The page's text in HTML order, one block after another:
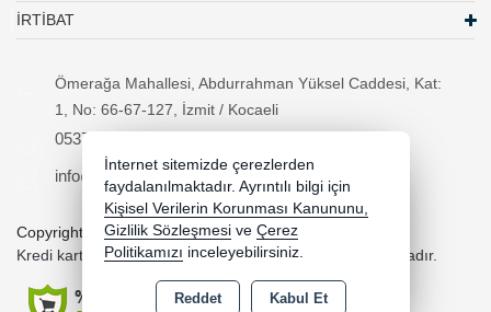
İRTİBAT
Ömerağa Mahallesi, Abdurrahman Yüksel Caddesi, Kat:
1, No: 66-67-127, İzmit / Kocaeli
05370294557
info@necipbilgisayar.net
Copyright 2026 necipbilgisayar.net - Tüm hakları saklıdır.
Kredi kartı bilgileriniz 256bit SSL sertifikası ile korunmaktadır.
İnternet sitemizde çerezlerden
faydalanılmaktadır. Ayrıntılı bilgi için
Kişisel Verilerin Korunması Kanununu,
Gizlilik Sözleşmesi ve Çerez
Politikamızı inceleyebilirsiniz.
Reddet Kabul Et